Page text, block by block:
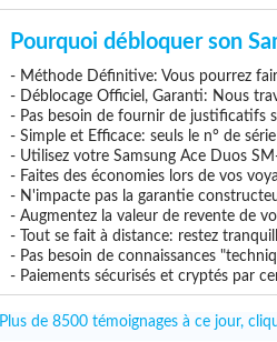
Pourquoi débloquer son
- Méthode Définitive: Vous pourrez
- Déblocage Officiel, Garanti: Nous
- Pas besoin de fournir de justificatifs
- Simple et Efficace: seuls le n° de
- Utilisez votre Samsung Ace Duos
- Faites des économies lors de vos
- N'impacte pas la garantie
- Augmentez la valeur de revente de
- Tout se fait à distance: restez
- Pas besoin de connaissances
- Paiements sécurisés et cryptés par
Plus de 8500 témoignages à ce jour,